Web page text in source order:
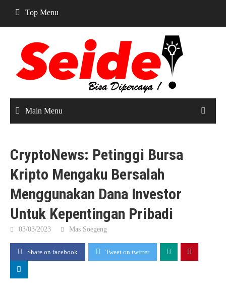
content
Top Menu
Main Menu
CryptoNews: Petinggi Bursa
Kripto Mengaku Bersalah
Menggunakan Dana Investor
Untuk Kepentingan Pribadi
03/03/2023 Mas Soegeng
Share on facebook Tweet on twitter